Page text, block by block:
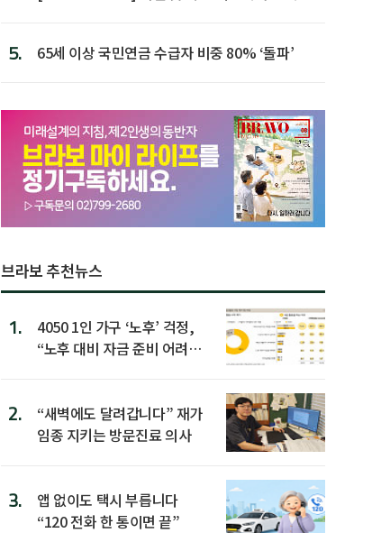
5. 65세 이상 국민연금 수급자 비중 80% ‘돌파’
브라보 추천뉴스
1.
4050 1인 가구 ‘노후’ 걱정,
“노후 대비 자금 준비 어려
2.
“새벽에도 달려갑니다” 재가
임종 지키는 방문진료 의사
3.
앱 없이도 택시 부릅니다
“120 전화 한 통이면 끝”